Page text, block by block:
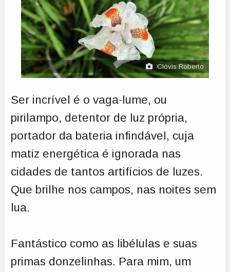
Clóvis Roberto
Ser incrível é o vaga-lume, ou
pirilampo, detentor de luz própria,
portador da bateria infindável, cuja
matiz energética é ignorada nas
cidades de tantos artifícios de luzes.
Que brilhe nos campos, nas noites sem
lua.
Fantástico como as libélulas e suas
primas donzelinhas. Para mim, um